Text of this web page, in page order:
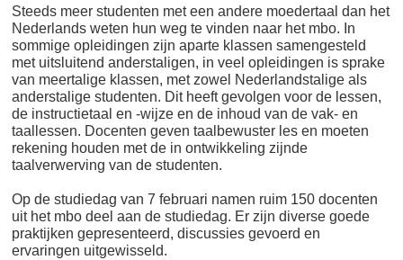
Steeds meer studenten met een andere moedertaal dan het
Nederlands weten hun weg te vinden naar het mbo. In
sommige opleidingen zijn aparte klassen samengesteld
met uitsluitend anderstaligen, in veel opleidingen is sprake
van meertalige klassen, met zowel Nederlandstalige als
anderstalige studenten. Dit heeft gevolgen voor de lessen,
de instructietaal en -wijze en de inhoud van de vak- en
taallessen. Docenten geven taalbewuster les en moeten
rekening houden met de in ontwikkeling zijnde
taalverwerving van de studenten.
Op de studiedag van 7 februari namen ruim 150 docenten
uit het mbo deel aan de studiedag. Er zijn diverse goede
praktijken gepresenteerd, discussies gevoerd en
ervaringen uitgewisseld.